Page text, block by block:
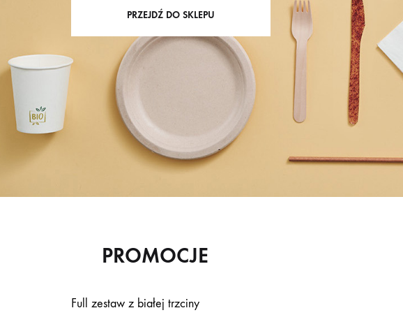
PRZEJDŹ DO SKLEPU
PROMOCJE
Full zestaw z białej trzciny